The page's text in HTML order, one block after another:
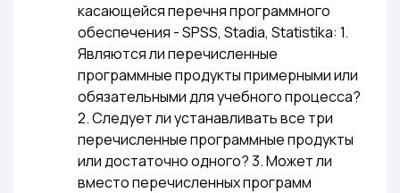
касающейся перечня программного
обеспечения - SPSS, Stadia, Statistika: 1.
Являются ли перечисленные
программные продукты примерными или
обязательными для учебного процесса?
2. Следует ли устанавливать все три
перечисленные программные продукты
или достаточно одного? 3. Может ли
вместо перечисленных программ